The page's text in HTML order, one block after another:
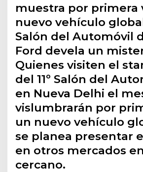
muestra por primera
nuevo vehículo
Salón del Automóvil
Ford devela un
Quienes visiten el
del 11º Salón del
en Nueva Delhi el
vislumbrarán por
un nuevo vehículo
se planea presentar
en otros mercados
cercano.